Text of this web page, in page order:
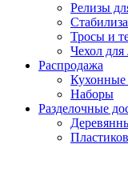
Релизы
Тросы и
Чехол для
Распродажа
Наборы
Разделочные